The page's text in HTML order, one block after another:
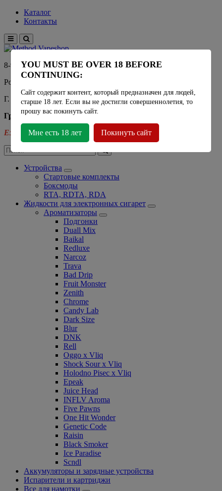
Каталог
Контакты
8-915-450-21-92
Розничный магазин Method Vapeshop
Г. Москва, улица Южнобутовская 36
График работы
Ежедневно - 11:00 - 21:00
Устройства
Стартовые комплекты
Боксмоды
RTA, RDTA, RDA
Жидкости для электронных сигарет
Ароматизаторы
Подгонки
Duall Mix
Baikal
Redluxe
Narcoz
Trava
Bad Drip
Fruit Monster
Zenith
Chrome
Candy Lab
Dark Size
Blur
DNK
Rell
Oggo x Vliq
Shock Sour x Vliq
Holodno Pisec x Vliq
Epeak
Juice Head
INFLV Aroma
Five Pawns
One Hit Wonder
Genetic Code
Raisin
Black Smoker
Ice Paradise
Scndl
Аккумуляторы и зарядные устройства
Испарители и картриджи
Все для намотки
YOU MUST BE OVER 18 BEFORE
CONTINUING:
Сайт содержит контент, который предназначен для людей,
старше 18 лет. Если вы не достигли совершеннолетия, то
прошу вас покинуть сайт.
Мне есть 18 лет Покинуть сайт